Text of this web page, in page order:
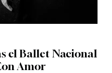
el Ballet Nacional
Amor